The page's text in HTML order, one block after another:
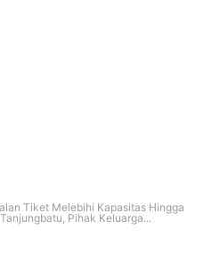
Tiket Melebihi Kapasitas Hingga
Pihak Keluarga...